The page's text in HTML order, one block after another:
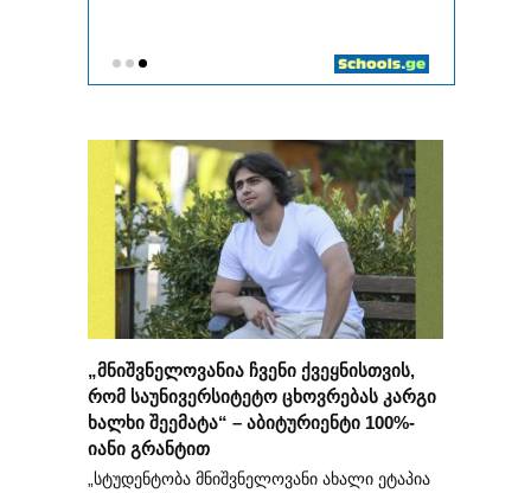
„მნიშვნელოვანია ჩვენი ქვეყნისთვის,
რომ საუნივერსიტეტო ცხოვრებას კარგი
ხალხი შეემატა“ – აბიტურიენტი 100%-
იანი გრანტით
„სტუდენტობა მნიშვნელოვანი ახალი ეტაპია